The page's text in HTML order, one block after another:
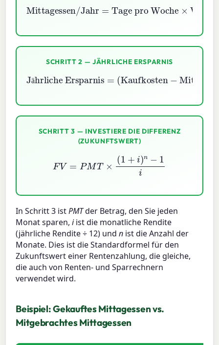
Mittagessen/Jahr=
Tage pro Woche×Wochen pro Jahr
SCHRITT 2 — JÄHRLICHE ERSPARNIS
ä
Jährliche Ersparnis=
(Kaufkosten−Mitbringkosten)×
SCHRITT 3 — INVESTIERE DIE DIFFERENZ
(ZUKUNFTSWERT)
1+ n −1i
In Schritt 3 istPMTder Betrag, den Sie jeden
Monat sparen,iist die monatliche Rendite
(jährliche Rendite ÷ 12) undn ist die Anzahl der
Monate. Dies ist die Standardformel für den
Zukunftswert einer Rentenzahlung, die gleiche,
die auch von Renten- und Sparrechnern
verwendet wird.
Beispiel: Gekauftes Mittagessen vs.
Mitgebrachtes Mittagessen